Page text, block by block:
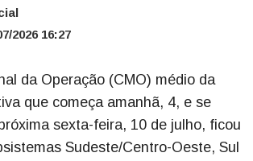
2026 16:27
da Operação (CMO) médio da
que começa amanhã, 4, e se
sexta-feira, 10 de julho, ficou
Sudeste/Centro-Oeste, Sul